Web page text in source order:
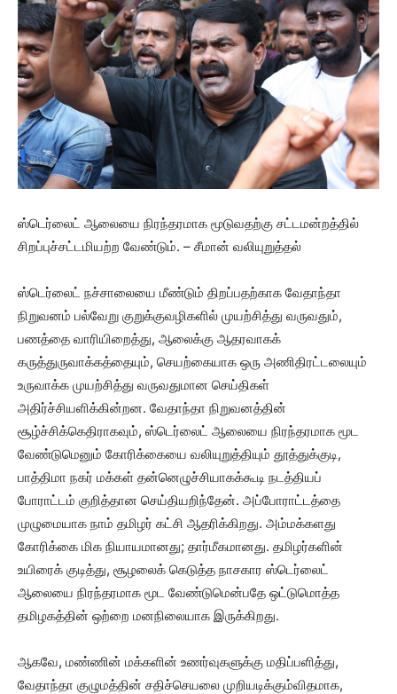
ஸ்டெர்லைட் ஆலையை நிரந்தரமாக மூடுவதற்கு சட்டமன்றத்தில்
சிறப்புச்சட்டமியற்ற வேண்டும். – சீமான் வலியுறுத்தல்
ஸ்டெர்லைட் நச்சாலையை மீண்டும் திறப்பதற்காக வேதாந்தா
நிறுவனம் பல்வேறு குறுக்குவழிகளில் முயற்சித்து வருவதும்,
பணத்தை வாரியிறைத்து, ஆலைக்கு ஆதரவாகக்
கருத்துருவாக்கத்தையும், செயற்கையாக ஒரு அணிதிரட்டலையும்
உருவாக்க முயற்சித்து வருவதுமான செய்திகள்
அதிர்ச்சியளிக்கின்றன. வேதாந்தா நிறுவனத்தின்
சூழ்ச்சிக்கெதிராகவும், ஸ்டெர்லைட் ஆலையை நிரந்தரமாக மூட
வேண்டுமெனும் கோரிக்கையை வலியுறுத்தியும் தூத்துக்குடி,
பாத்திமா நகர் மக்கள் தன்னெழுச்சியாகக்கூடி நடத்தியப்
போராட்டம் குறித்தான செய்தியறிந்தேன். அப்போராட்டத்தை
முழுமையாக நாம் தமிழர் கட்சி ஆதரிக்கிறது. அம்மக்களது
கோரிக்கை மிக நியாயமானது; தார்மீகமானது. தமிழர்களின்
உயிரைக் குடித்து, சூழலைக் கெடுத்த நாசகார ஸ்டெர்லைட்
ஆலையை நிரந்தரமாக மூட வேண்டுமென்பதே ஒட்டுமொத்த
தமிழகத்தின் ஒற்றை மனநிலையாக இருக்கிறது.
ஆகவே, மண்ணின் மக்களின் உணர்வுகளுக்கு மதிப்பளித்து,
வேதாந்தா குழுமத்தின் சதிச்செயலை முறியடிக்கும்விதமாக,